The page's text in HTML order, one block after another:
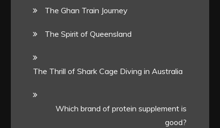
The Ghan Train Journey
The Spirit of Queensland
The Thrill of Shark Cage Diving in Australia
Which brand of protein supplement is
good?